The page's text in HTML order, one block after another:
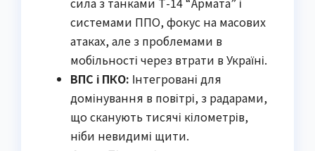
системами ППО, фокус на масових
атаках, але з проблемами в
мобільності через втрати в Україні.
ВПС і ПКО: Інтегровані для
домінування в повітрі, з радарами,
що сканують тисячі кілометрів,
ніби невидимі щити.